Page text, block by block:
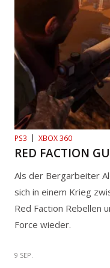
PS3 XBOX 360
RED FACTION
Als der Bergarbeiter
sich in einem Krieg
Red Faction Rebellen
Force wieder.
9 SEP.